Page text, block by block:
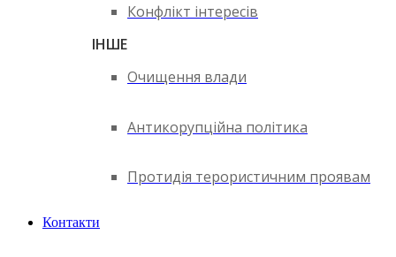
Конфлікт інтересів
ІНШЕ
Очищення влади
Антикорупційна політика
Протидія терористичним проявам
Контакти